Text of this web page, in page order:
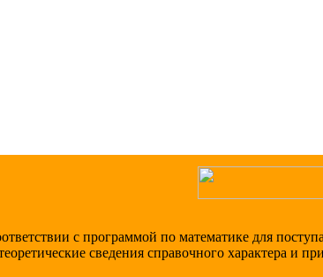
с программой по математике для
сведения справочного характера и